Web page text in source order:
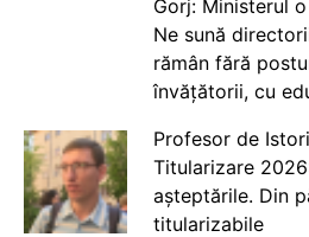
Gorj: Ministerul
Ne sună
rămân fără
învățătorii, cu
Profesor de
Titularizare
așteptările. Din
titularizabile